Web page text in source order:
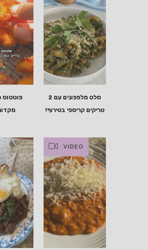
פוטטוס
סלט מלפפונים עם 2
טריקים קריספי בטירוף!
VIDEO